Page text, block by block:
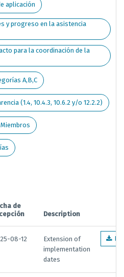
aplicación
y progreso en la asistencia
para la coordinación de la
A,B,C
(1.4, 10.4.3, 10.6.2 y/o 12.2.2)
de
Description
08-12
Extension of
implementation
dates